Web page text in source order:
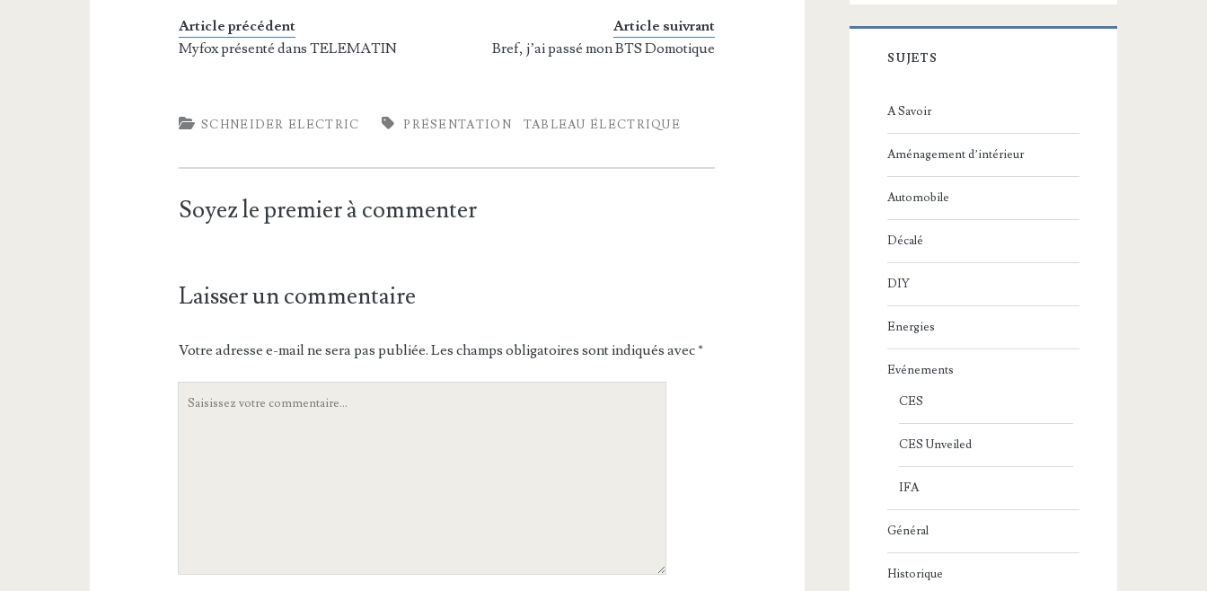
Article précédent
Myfox présenté dans TELEMATIN
Article suivrant
Bref, j’ai passé mon BTS Domotique
SCHNEIDER ELECTRIC PRÉSENTATION TABLEAU ÉLECTRIQUE
Soyez le premier à commenter
Laisser un commentaire
Votre adresse e-mail ne sera pas publiée. Les champs obligatoires sont indiqués avec*
SUJETS
A Savoir
Aménagement d’intérieur
Automobile
Décalé
DIY
Energies
Evénements
CES
CES Unveiled
IFA
Général
Historique